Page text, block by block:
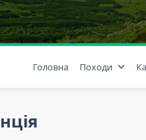
Головна Походи